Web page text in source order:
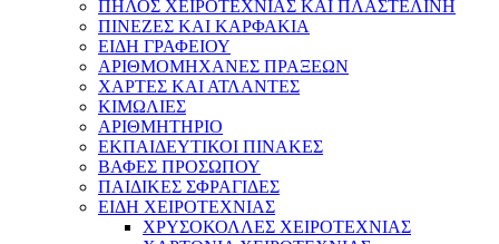
ΠΗΛΟΣ ΧΕΙΡΟΤΕΧΝΙΑΣ ΚΑΙ ΠΛΑΣΤΕΛΙΝΗ
ΠΙΝΕΖΕΣ ΚΑΙ ΚΑΡΦΑΚΙΑ
ΕΙΔΗ ΓΡΑΦΕΙΟΥ
ΑΡΙΘΜΟΜΗΧΑΝΕΣ ΠΡΑΞΕΩΝ
ΧΑΡΤΕΣ ΚΑΙ ΑΤΛΑΝΤΕΣ
ΚΙΜΩΛΙΕΣ
ΑΡΙΘΜΗΤΗΡΙΟ
ΕΚΠΑΙΔΕΥΤΙΚΟΙ ΠΙΝΑΚΕΣ
ΒΑΦΕΣ ΠΡΟΣΩΠΟΥ
ΠΑΙΔΙΚΕΣ ΣΦΡΑΓΙΔΕΣ
ΕΙΔΗ ΧΕΙΡΟΤΕΧΝΙΑΣ
ΧΡΥΣΟΚΟΛΛΕΣ ΧΕΙΡΟΤΕΧΝΙΑΣ